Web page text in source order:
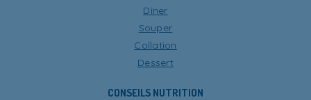
Dîner
Souper
Collation
Dessert
CONSEILS NUTRITION